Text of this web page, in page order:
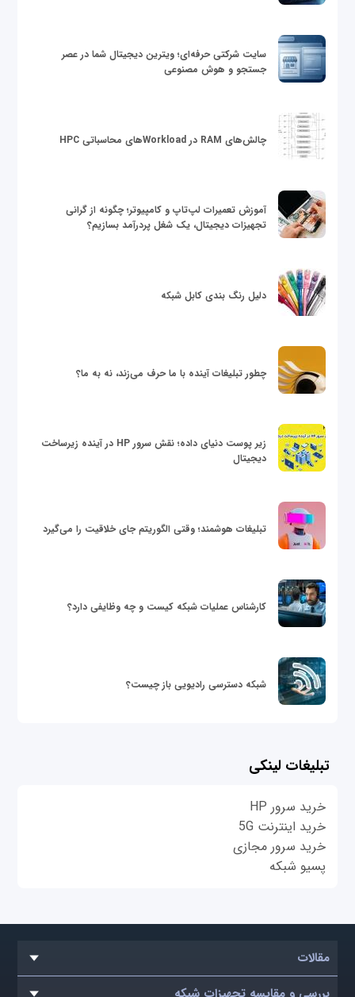
سایت شرکتی حرفه‌ای؛ ویترین دیجیتال شما در عصر
جستجو و هوش مصنوعی
چالش‌های RAM در Workloadهای محاسباتی HPC
آموزش تعمیرات لپ‌تاپ و کامپیوتر؛ چگونه از گرانی
تجهیزات دیجیتال، یک شغل پردرآمد بسازیم؟
دلیل رنگ بندی کابل شبکه
چطور تبلیغات آینده با ما حرف می‌زند، نه به ما؟
زیر پوست دنیای داده؛ نقش سرور HP در آینده زیرساخت
دیجیتال
تبلیغات هوشمند؛ وقتی الگوریتم جای خلاقیت را می‌گیرد
کارشناس عملیات شبکه کیست و چه وظایفی دارد؟
شبکه دسترسی رادیویی باز چیست؟
تبلیغات لینکی
خرید سرور HP
خرید اینترنت 5G
خرید سرور مجازی
پسیو شبکه
مقالات